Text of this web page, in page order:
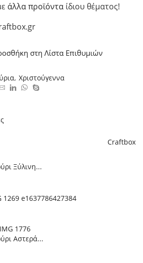
άλλα προϊόντα ίδιου θέματος!
στη Λίστα Επιθυμιών
, Χριστούγεννα
Craftbox
Ξύλινη...
Αστερά...